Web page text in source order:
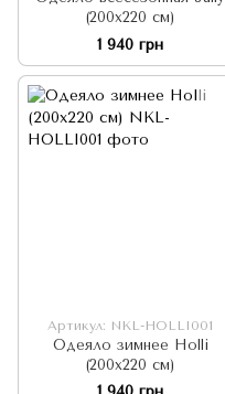
(200х220 см)
1 940 грн
Артикул: NKL-HOLLI001
Одеяло зимнее Holli
(200х220 см)